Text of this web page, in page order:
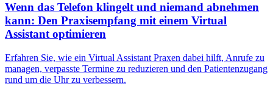
Wenn das Telefon klingelt und niemand abnehmen
kann: Den Praxisempfang mit einem Virtual
Assistant optimieren
Erfahren Sie, wie ein Virtual Assistant Praxen dabei hilft, Anrufe zu
managen, verpasste Termine zu reduzieren und den Patientenzugang
rund um die Uhr zu verbessern.